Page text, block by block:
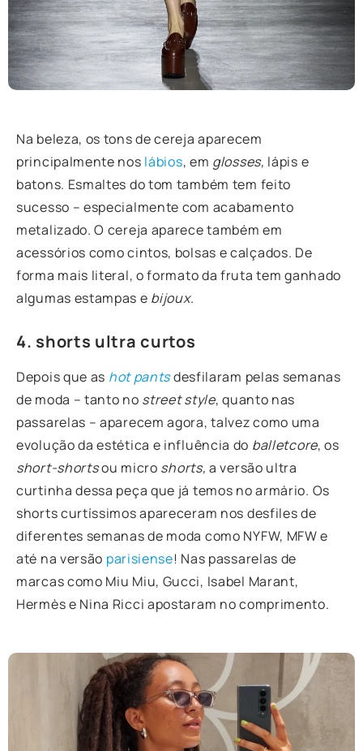
Na beleza, os tons de cereja aparecem
principalmente nos lábios, em glosses, lápis e
batons. Esmaltes do tom também tem feito
sucesso – especialmente com acabamento
metalizado. O cereja aparece também em
acessórios como cintos, bolsas e calçados. De
forma mais literal, o formato da fruta tem ganhado
algumas estampas e bijoux.
4. shorts ultra curtos
Depois que as hot pantsdesfilaram pelas semanas
de moda – tanto no street style, quanto nas
passarelas – aparecem agora, talvez como uma
evolução da estética e influência do balletcore, os
short-shortsou micro shorts, a versão ultra
curtinha dessa peça que já temos no armário. Os
shorts curtíssimos apareceram nos desfiles de
diferentes semanas de moda como NYFW, MFW e
até na versão parisiense! Nas passarelas de
marcas como Miu Miu, Gucci, Isabel Marant,
Hermès e Nina Ricci apostaram no comprimento.